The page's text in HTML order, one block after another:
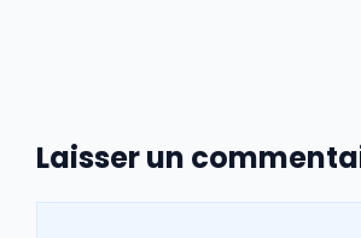
Laisser un